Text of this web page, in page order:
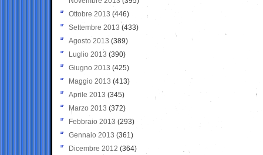
Ottobre 2013 (446)
Settembre 2013 (433)
Agosto 2013 (389)
Luglio 2013 (390)
Giugno 2013 (425)
Maggio 2013 (413)
Aprile 2013 (345)
Marzo 2013 (372)
Febbraio 2013 (293)
Gennaio 2013 (361)
Dicembre 2012 (364)